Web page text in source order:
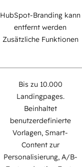
HubSpot-Branding kann
entfernt werden
Zusätzliche Funktionen
Bis zu 10.000
Landingpages.
Beinhaltet
benutzerdefinierte
Vorlagen, Smart-
Content zur
Personalisierung, A/B-